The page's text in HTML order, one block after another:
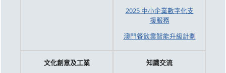
2025 中小企業數字化支
援服務
澳門餐飲業智能升級計劃
文化創意及工業
知識交流